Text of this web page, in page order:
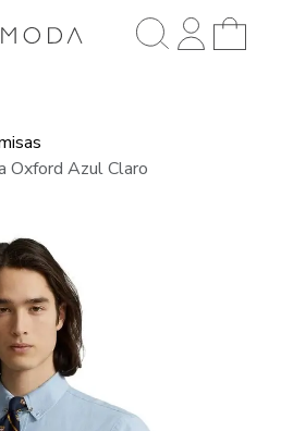
Oxford Azul Claro